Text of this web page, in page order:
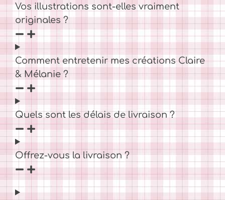
Vos illustrations sont-elles vraiment
originales ?
Comment entretenir mes créations Claire
& Mélanie ?
Quels sont les délais de livraison ?
Offrez-vous la livraison ?